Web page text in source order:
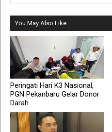
You May Also Like
Peringati Hari K3 Nasional,
PGN Pekanbaru Gelar Donor
Darah ‎